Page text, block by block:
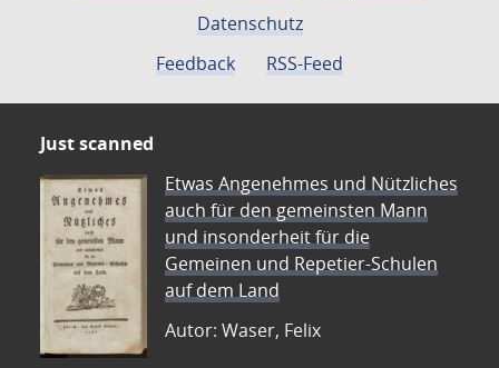
Datenschutz
Feedback
RSS-Feed
Just scanned
Etwas Angenehmes und Nützliches
auch für den gemeinsten Mann
und insonderheit für die
Gemeinen und Repetier-Schulen
auf dem Land
Autor: Waser, Felix